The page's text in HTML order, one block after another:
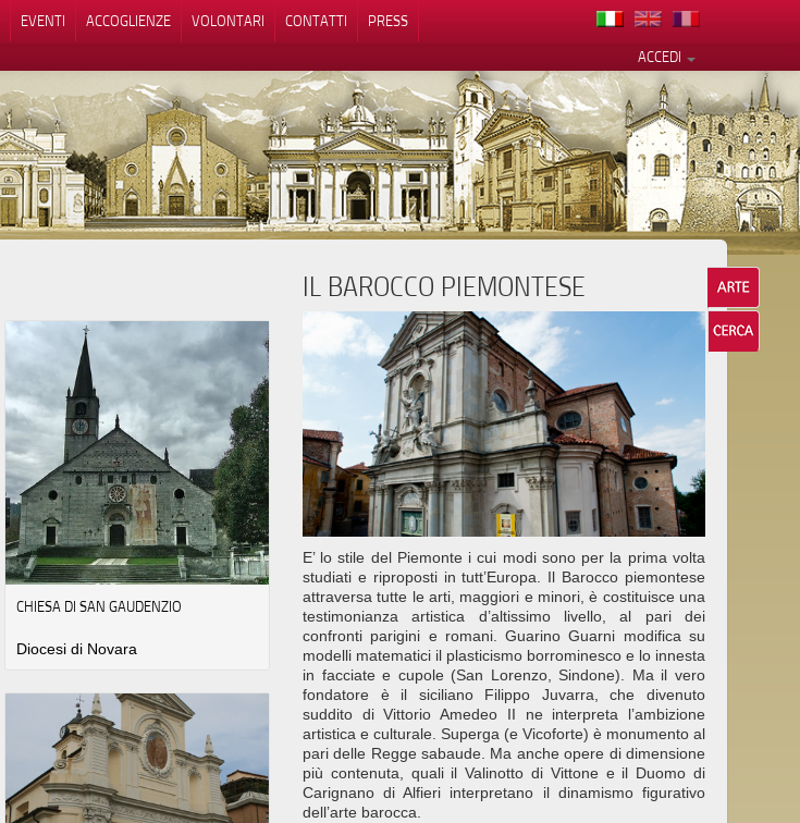
EVENTI ACCOGLIENZE VOLONTARI CONTATTI
PRESS
ACCEDI
CHIESA DI SAN GAUDENZIO
Diocesi di Novara
IL BAROCCO PIEMONTESE
E’ lo stile del Piemonte i cui modi sono per la prima volta
studiati e riproposti in tutt’Europa. Il Barocco piemontese
attraversa tutte le arti, maggiori e minori, è costituisce una
testimonianza artistica d’altissimo livello, al pari dei
confronti parigini e romani. Guarino Guarni modifica su
modelli matematici il plasticismo borrominesco e lo innesta
in facciate e cupole (San Lorenzo, Sindone). Ma il vero
fondatore è il siciliano Filippo Juvarra, che divenuto
suddito di Vittorio Amedeo II ne interpreta l’ambizione
artistica e culturale. Superga (e Vicoforte) è monumento al
pari delle Regge sabaude. Ma anche opere di dimensione
più contenuta, quali il Valinotto di Vittone e il Duomo di
Carignano di Alfieri interpretano il dinamismo figurativo
dell’arte barocca.
Le tue preferenze relative alla privacy